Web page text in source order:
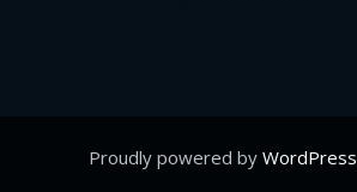
Proudly powered by WordPress